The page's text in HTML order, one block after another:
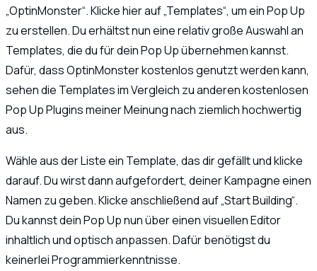
„OptinMonster“. Klicke hier auf „Templates“, um ein Pop Up
zu erstellen. Du erhältst nun eine relativ große Auswahl an
Templates, die du für dein Pop Up übernehmen kannst.
Dafür, dass OptinMonster kostenlos genutzt werden kann,
sehen die Templates im Vergleich zu anderen kostenlosen
Pop Up Plugins meiner Meinung nach ziemlich hochwertig
aus.
Wähle aus der Liste ein Template, das dir gefällt und klicke
darauf. Du wirst dann aufgefordert, deiner Kampagne einen
Namen zu geben. Klicke anschließend auf „Start Building“.
Du kannst dein Pop Up nun über einen visuellen Editor
inhaltlich und optisch anpassen. Dafür benötigst du
keinerlei Programmierkenntnisse.